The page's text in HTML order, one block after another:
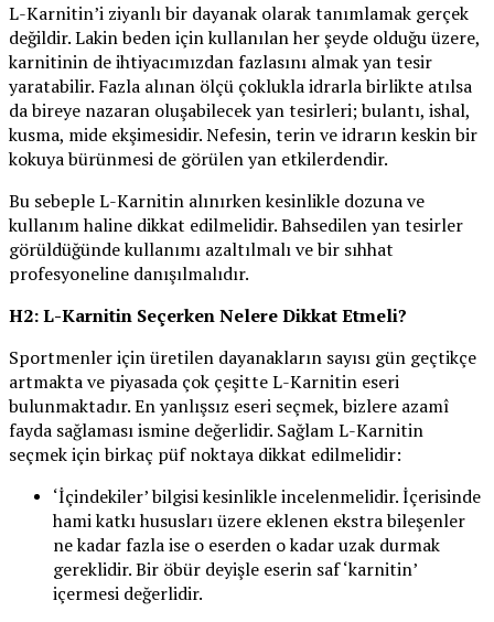
L-Karnitin’i ziyanlı bir dayanak olarak tanımlamak gerçek
değildir. Lakin beden için kullanılan her şeyde olduğu üzere,
karnitinin de ihtiyacımızdan fazlasını almak yan tesir
yaratabilir. Fazla alınan ölçü çoklukla idrarla birlikte atılsa
da bireye nazaran oluşabilecek yan tesirleri; bulantı, ishal,
kusma, mide ekşimesidir. Nefesin, terin ve idrarın keskin bir
kokuya bürünmesi de görülen yan etkilerdendir.
Bu sebeple L-Karnitin alınırken kesinlikle dozuna ve
kullanım haline dikkat edilmelidir. Bahsedilen yan tesirler
görüldüğünde kullanımı azaltılmalı ve bir sıhhat
profesyoneline danışılmalıdır.
H2: L-Karnitin Seçerken Nelere Dikkat Etmeli?
Sportmenler için üretilen dayanakların sayısı gün geçtikçe
artmakta ve piyasada çok çeşitte L-Karnitin eseri
bulunmaktadır. En yanlışsız eseri seçmek, bizlere azamî
fayda sağlaması ismine değerlidir. Sağlam L-Karnitin
seçmek için birkaç püf noktaya dikkat edilmelidir:
‘İçindekiler’ bilgisi kesinlikle incelenmelidir. İçerisinde
hami katkı hususları üzere eklenen ekstra bileşenler
ne kadar fazla ise o eserden o kadar uzak durmak
gereklidir. Bir öbür deyişle eserin saf ‘karnitin’
içermesi değerlidir.